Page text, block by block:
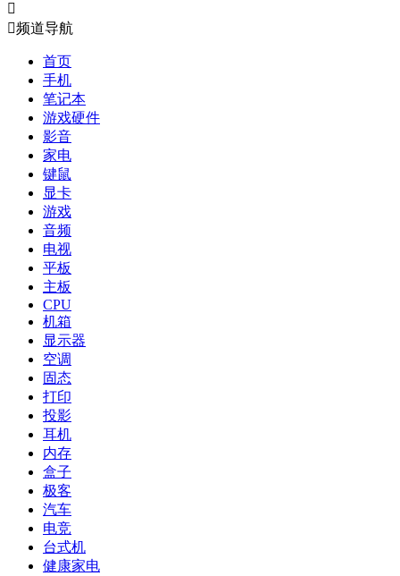

频道导航
首页
手机
笔记本
游戏硬件
影音
家电
键鼠
显卡
游戏
音频
电视
平板
主板
CPU
机箱
显示器
空调
固态
打印
投影
耳机
内存
盒子
极客
汽车
电竞
台式机
健康家电